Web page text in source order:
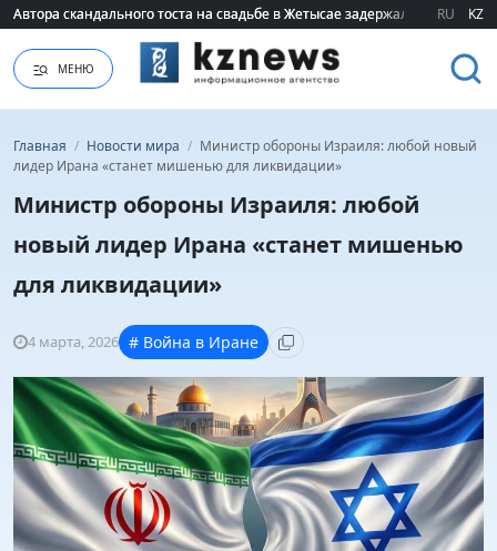
Автора скандального тоста на свадьбе в Жетысае задержали
Автора скандального тоста на свадьбе в Жетысае задержали RU KZ
МЕНЮ
Главная / Новости мира / Министр обороны Израиля: любой новый
лидер Ирана «станет мишенью для ликвидации»
Министр обороны Израиля: любой
новый лидер Ирана «станет мишенью
для ликвидации»
4 марта, 2026 # Война в Иране